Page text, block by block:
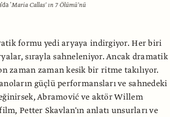
'Maria Callas' ın 7 Ölümü'nü
formu yedi aryaya indirgiyor. Her biri
sırayla sahneleniyor. Ancak dramatik
zaman zaman kesik bir ritme takılıyor.
güçlü performansları ve sahnedeki
Abramović ve aktör Willem
Petter Skavlan'ın anlatı unsurları ve